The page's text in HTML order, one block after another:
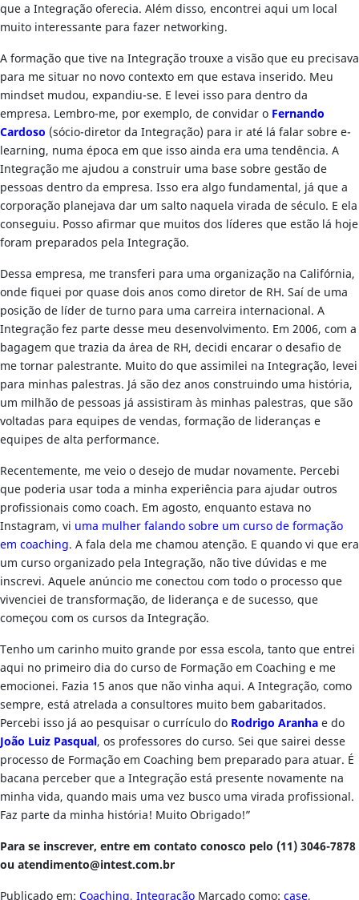
que a Integração oferecia. Além disso, encontrei aqui um local
muito interessante para fazer networking.
A formação que tive na Integração trouxe a visão que eu precisava
para me situar no novo contexto em que estava inserido. Meu
mindset mudou, expandiu-se. E levei isso para dentro da
empresa. Lembro-me, por exemplo, de convidar o Fernando
Cardoso (sócio-diretor da Integração) para ir até lá falar sobre e-
learning, numa época em que isso ainda era uma tendência. A
Integração me ajudou a construir uma base sobre gestão de
pessoas dentro da empresa. Isso era algo fundamental, já que a
corporação planejava dar um salto naquela virada de século. E ela
conseguiu. Posso afirmar que muitos dos líderes que estão lá hoje
foram preparados pela Integração.
Dessa empresa, me transferi para uma organização na Califórnia,
onde fiquei por quase dois anos como diretor de RH. Saí de uma
posição de líder de turno para uma carreira internacional. A
Integração fez parte desse meu desenvolvimento. Em 2006, com a
bagagem que trazia da área de RH, decidi encarar o desafio de
me tornar palestrante. Muito do que assimilei na Integração, levei
para minhas palestras. Já são dez anos construindo uma história,
um milhão de pessoas já assistiram às minhas palestras, que são
voltadas para equipes de vendas, formação de lideranças e
equipes de alta performance.
Recentemente, me veio o desejo de mudar novamente. Percebi
que poderia usar toda a minha experiência para ajudar outros
profissionais como coach. Em agosto, enquanto estava no
Instagram, vi uma mulher falando sobre um curso de formação
em coaching. A fala dela me chamou atenção. E quando vi que era
um curso organizado pela Integração, não tive dúvidas e me
inscrevi. Aquele anúncio me conectou com todo o processo que
vivenciei de transformação, de liderança e de sucesso, que
começou com os cursos da Integração.
Tenho um carinho muito grande por essa escola, tanto que entrei
aqui no primeiro dia do curso de Formação em Coaching e me
emocionei. Fazia 15 anos que não vinha aqui. A Integração, como
sempre, está atrelada a consultores muito bem gabaritados.
Percebi isso já ao pesquisar o currículo do Rodrigo Aranhae do
João Luiz Pasqual, os professores do curso. Sei que sairei desse
processo de Formação em Coaching bem preparado para atuar. É
bacana perceber que a Integração está presente novamente na
minha vida, quando mais uma vez busco uma virada profissional.
Faz parte da minha história! Muito Obrigado!”
Para se inscrever, entre em contato conosco pelo (11) 3046-7878
ouatendimento@intest.com.br
Publicado em: Coaching, Integração Marcado como: case,